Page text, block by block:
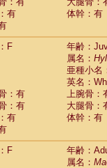
有
体幹：有
F
年齢：
属名：
亜種小名
英名：
：有
上腕骨：
：有
大腿骨：
有
体幹：有
F
年齢：
属名：